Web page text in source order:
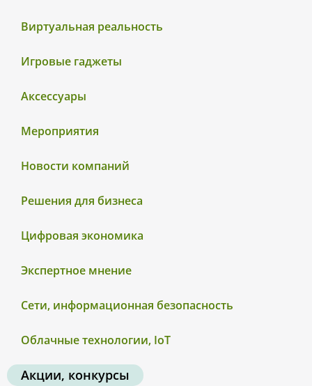
Виртуальная реальность
Игровые гаджеты
Аксессуары
Мероприятия
Новости компаний
Решения для бизнеса
Цифровая экономика
Экспертное мнение
Сети, информационная безопасность
Облачные технологии, IoT
Акции, конкурсы